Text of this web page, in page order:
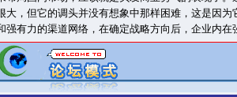
大，但它的调头并没有想象中那样困难，这是因
强有力的渠道网络，在确定战略方向后，企业内